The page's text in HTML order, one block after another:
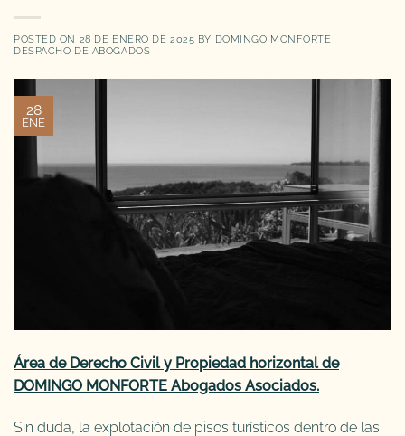
POSTED ON 28 DE ENERO DE 2025 BY DOMINGO MONFORTE
DESPACHO DE ABOGADOS
28
ENE
Área de Derecho Civil y Propiedad horizontal de
DOMINGO MONFORTE Abogados Asociados.
Sin duda, la explotación de pisos turísticos dentro de las